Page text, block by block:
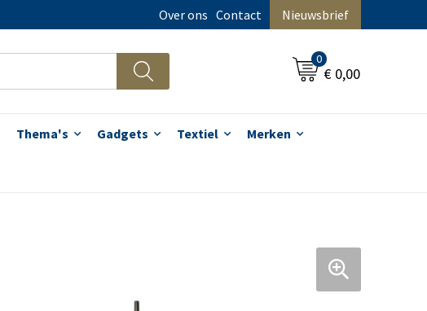
Over ons Contact Nieuwsbrief
0
€ 0,00
Thema's Gadgets Textiel Merken